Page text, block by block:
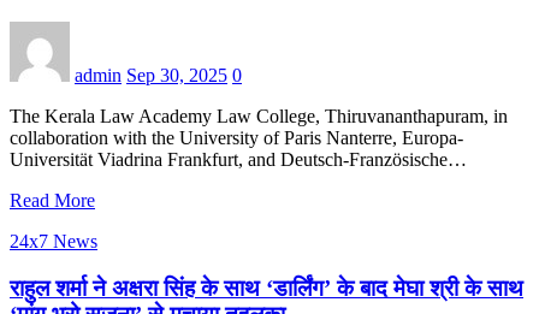
admin Sep 30, 2025 0
The Kerala Law Academy Law College, Thiruvananthapuram, in
collaboration with the University of Paris Nanterre, Europa-
Universität Viadrina Frankfurt, and Deutsch-Französische…
Read More
24x7 News
राहुल शर्मा ने अक्षरा सिंह के साथ ‘डार्लिंग’ के बाद मेघा श्री के साथ